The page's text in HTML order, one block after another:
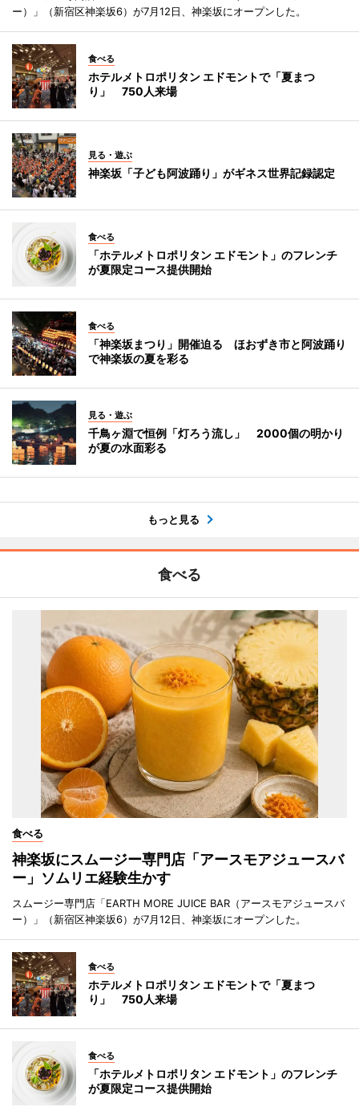
ー）」（新宿区神楽坂6）が7月12日、神楽坂にオープンした。
食べる
ホテルメトロポリタン エドモントで「夏まつ
り」 750人来場
見る・遊ぶ
神楽坂「子ども阿波踊り」がギネス世界記録認定
食べる
「ホテルメトロポリタン エドモント」のフレンチ
が夏限定コース提供開始
食べる
「神楽坂まつり」開催迫る ほおずき市と阿波踊り
で神楽坂の夏を彩る
見る・遊ぶ
千鳥ヶ淵で恒例「灯ろう流し」 2000個の明かり
が夏の水面彩る
もっと見る
食べる
食べる
神楽坂にスムージー専門店「アースモアジュースバ
ー」ソムリエ経験生かす
スムージー専門店「EARTH MORE JUICE BAR（アースモアジュースバ
ー）」（新宿区神楽坂6）が7月12日、神楽坂にオープンした。
食べる
ホテルメトロポリタン エドモントで「夏まつ
り」 750人来場
食べる
「ホテルメトロポリタン エドモント」のフレンチ
が夏限定コース提供開始